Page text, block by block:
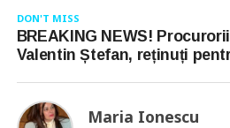
DON'T MISS
BREAKING NEWS!
Valentin Ștefan, reținuți
Maria Ionescu